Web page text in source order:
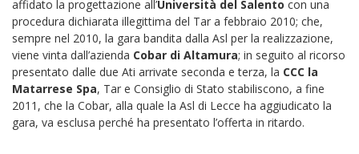
affidato la progettazione all’Università del Salento con una
procedura dichiarata illegittima del Tar a febbraio 2010; che,
sempre nel 2010, la gara bandita dalla Asl per la realizzazione,
viene vinta dall’azienda Cobar di Altamura; in seguito al ricorso
presentato dalle due Ati arrivate seconda e terza, la CCC la
Matarrese Spa, Tar e Consiglio di Stato stabiliscono, a fine
2011, che la Cobar, alla quale la Asl di Lecce ha aggiudicato la
gara, va esclusa perché ha presentato l’offerta in ritardo.